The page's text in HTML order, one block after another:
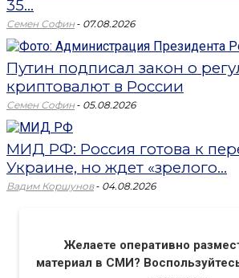
35...
Семен Софин - 07.08.2026
Путин подписал закон о
криптовалют в России
Семен Софин - 05.08.2026
МИД РФ: Россия готова к
Украине, но ждет «зрелого...
Вадим Коршунов - 04.08.2026
Желаете оперативно
материал в СМИ?